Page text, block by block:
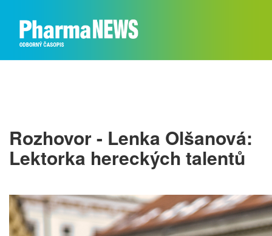
Rozhovor - Lenka Olšanová:
Lektorka hereckých talentů